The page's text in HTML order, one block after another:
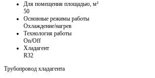
Для помещения площадью, м²
50
Основные режимы работы
Охлаждение/нагрев
Технология работы
On/Off
Хладагент
R32
Трубопровод хладагента